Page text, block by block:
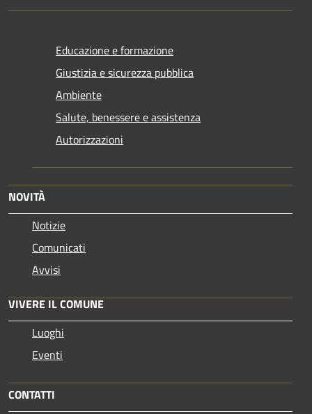
Educazione e formazione
Giustizia e sicurezza pubblica
Ambiente
Salute, benessere e assistenza
Autorizzazioni
NOVITÀ
Notizie
Comunicati
Avvisi
VIVERE IL COMUNE
Luoghi
Eventi
CONTATTI